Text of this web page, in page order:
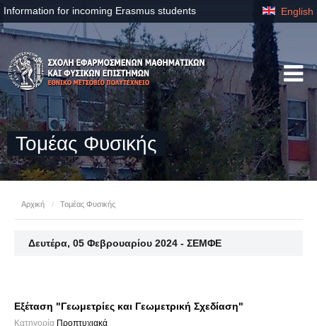
Information for incoming Erasmus students English
Τομέας Φυσικής
Αρχική / Τομέας Φυσικής
Δευτέρα, 05 Φεβρουαρίου 2024 - ΣΕΜΦΕ
Εξέταση "Γεωμετρίες και Γεωμετρική Σχεδίαση"
Κατηγορία Προπτυχιακά